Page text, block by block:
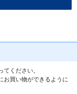
ください。
お買い物ができるように